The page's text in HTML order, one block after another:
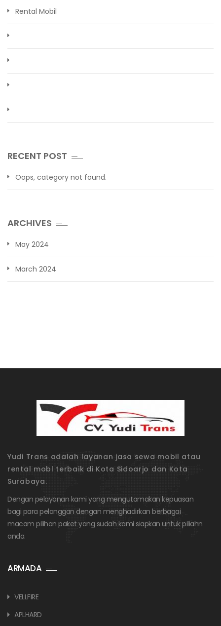
Rental Mobil
RECENT POST
Oops, category not found.
ARCHIVES
May 2024
March 2024
Yudi Trans adalah layanan jasa sewa mobil atau
rental mobl terbaik di Kota Sidoarjo dan Kota
Surabaya.
Dengan pelayanan kami yang mengutamakan kepuasan
bagi para pelanggan dengan menghadirkan berbagai
macam pilihan paket yang sudah kami siapkan untuk piliahn
anda.
ARMADA
VELLFIRE
APLHARD